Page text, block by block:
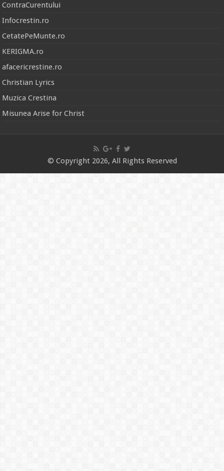
ContraCurentului
Infocrestin.ro
CetatePeMunte.ro
KERIGMA.ro
afacericrestine.ro
Christian Lyrics
Muzica Crestina
Misunea Arise for Christ
© Copyright 2026, All Rights Reserved